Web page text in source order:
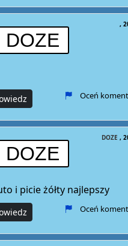
DOZE
Oceń
DOZE
DOZE
i picie żółty najlepszy
Oceń